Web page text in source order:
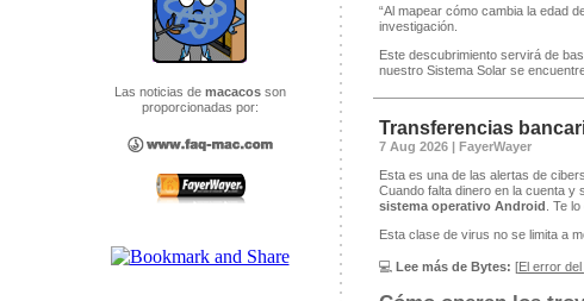
Las noticias de macacos son
proporcionadas por:
“Al mapear cómo cambia la edad
investigación.
Este descubrimiento servirá de
nuestro Sistema Solar se
Transferencias
7 Aug 2026 | FayerWayer
Esta es una de las alertas de
Cuando falta dinero en la cuenta
sistema operativo Android
. Te
Esta clase de virus no se limita a
💻 Lee más de Bytes: [El error